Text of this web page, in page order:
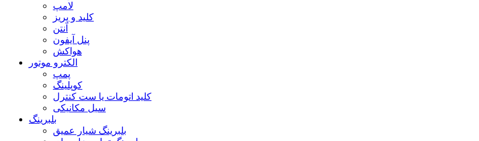
لامپ
کلید و پریز
آنتن
پنل آیفون
هواکش
الکترو موتور
پمپ
کوپلینگ
کلید اتومات یا ست کنترل
سیل مکانیکی
بلبرینگ
بلبرینگ شیار عمیق